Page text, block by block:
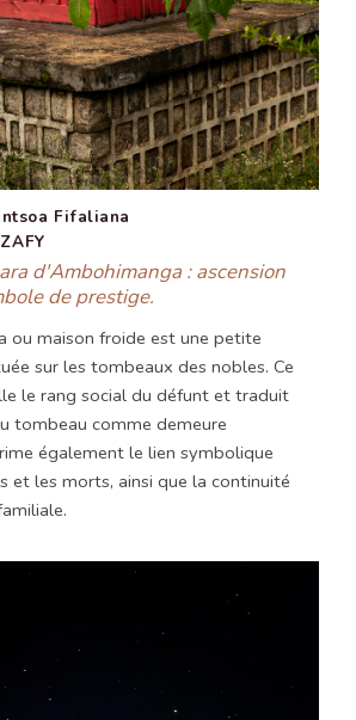
Fifaliana
d'Ambohimanga : ascension
de prestige.
ou maison froide est une petite
sur les tombeaux des nobles. Ce
le rang social du défunt et traduit
tombeau comme demeure
également le lien symbolique
et les morts, ainsi que la continuité